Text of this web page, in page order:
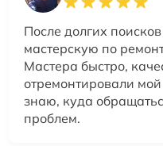
После долгих
мастерскую по
Мастера быстро,
отремонтировали
знаю, куда
проблем.